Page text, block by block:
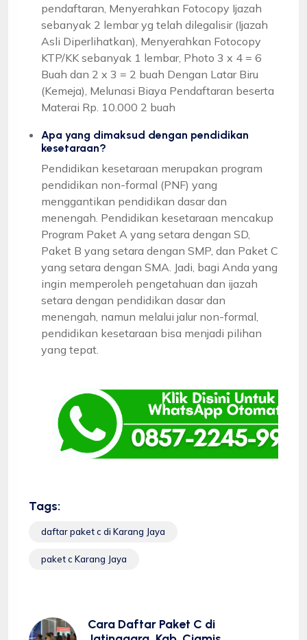
pendaftaran, Menyerahkan Fotocopy Ijazah
sebanyak 2 lembar yg telah dilegalisir (Ijazah
Asli Diperlihatkan), Menyerahkan Fotocopy
KTP/KK sebanyak 1 lembar, Photo 3 x 4 = 6
Buah dan 2 x 3 = 2 buah Dengan Latar Biru
(Kemeja), Melunasi Biaya Pendaftaran beserta
Materai Rp. 10.000 2 buah
Apa yang dimaksud dengan pendidikan
kesetaraan?
Pendidikan kesetaraan merupakan program
pendidikan non-formal (PNF) yang
menggantikan pendidikan dasar dan
menengah. Pendidikan kesetaraan mencakup
Program Paket A yang setara dengan SD,
Paket B yang setara dengan SMP, dan Paket C
yang setara dengan SMA. Jadi, bagi Anda yang
ingin memperoleh pengetahuan dan ijazah
setara dengan pendidikan dasar dan
menengah, namun melalui jalur non-formal,
pendidikan kesetaraan bisa menjadi pilihan
yang tepat.
Tags:
daftar paket c di Karang Jaya
paket c Karang Jaya
Cara Daftar Paket C di